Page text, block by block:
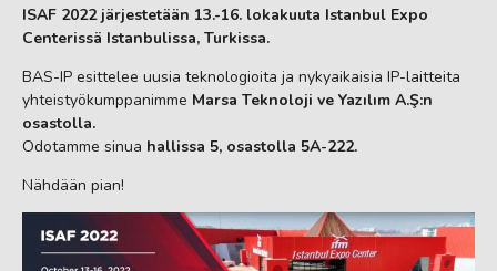
ISAF 2022 järjestetään 13.-16. lokakuuta Istanbul Expo
Centerissä Istanbulissa, Turkissa.
BAS-IP esittelee uusia teknologioita ja nykyaikaisia IP-laitteita
yhteistyökumppanimme Marsa Teknoloji ve Yazılım A.Ş:n
osastolla.
Odotamme sinua hallissa 5, osastolla 5A-222.
Nähdään pian!